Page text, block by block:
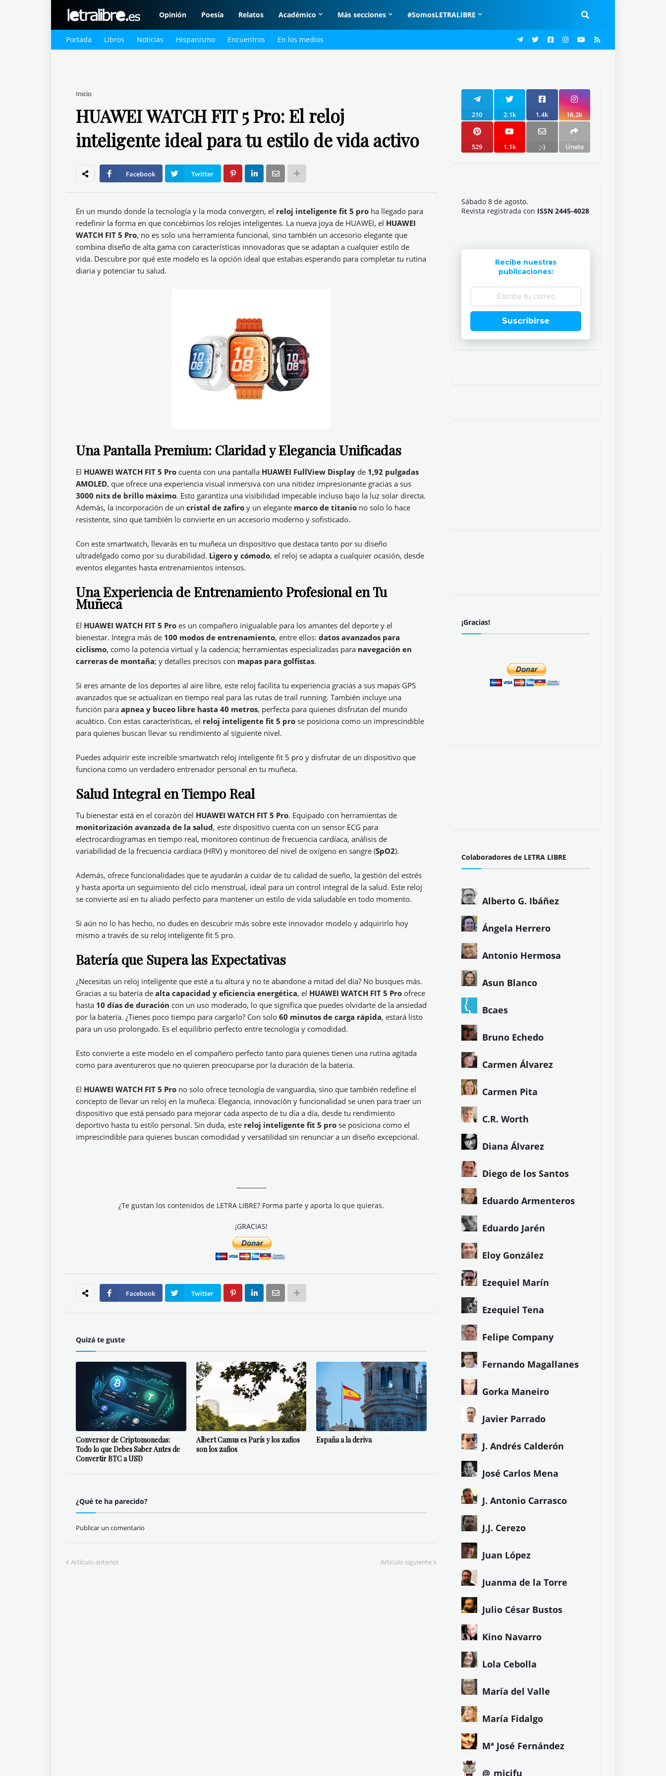
Opinión Poesía Relatos Académico Más secciones #SomosLETRALIBRE
Portada Libros Noticias Hispanismo Encuentros En los medios
Inicio
HUAWEI WATCH FIT 5 Pro: El reloj
inteligente ideal para tu estilo de vida activo
Facebook Twitter
En un mundo donde la tecnología y la moda convergen, el reloj inteligente fit 5 pro ha llegado para
redefinir la forma en que concebimos los relojes inteligentes. La nueva joya de HUAWEI, el HUAWEI
WATCH FIT 5 Pro, no es solo una herramienta funcional, sino también un accesorio elegante que
combina diseño de alta gama con características innovadoras que se adaptan a cualquier estilo de
vida. Descubre por qué este modelo es la opción ideal que estabas esperando para completar tu rutina
diaria y potenciar tu salud.
Una Pantalla Premium: Claridad y Elegancia Unificadas
El HUAWEI WATCH FIT 5 Pro cuenta con una pantalla HUAWEI FullView Display de 1,92 pulgadas
AMOLED, que ofrece una experiencia visual inmersiva con una nitidez impresionante gracias a sus
3000 nits de brillo máximo. Esto garantiza una visibilidad impecable incluso bajo la luz solar directa.
Además, la incorporación de un cristal de zafiro y un elegante marco de titanio no solo lo hace
resistente, sino que también lo convierte en un accesorio moderno y sofisticado.
Con este smartwatch, llevarás en tu muñeca un dispositivo que destaca tanto por su diseño
ultradelgado como por su durabilidad. Ligero y cómodo, el reloj se adapta a cualquier ocasión, desde
eventos elegantes hasta entrenamientos intensos.
Una Experiencia de Entrenamiento Profesional en Tu
Muñeca
El HUAWEI WATCH FIT 5 Pro es un compañero inigualable para los amantes del deporte y el
bienestar. Integra más de 100 modos de entrenamiento, entre ellos: datos avanzados para
ciclismo, como la potencia virtual y la cadencia; herramientas especializadas para navegación en
carreras de montaña; y detalles precisos con mapas para golfistas.
Si eres amante de los deportes al aire libre, este reloj facilita tu experiencia gracias a sus mapas GPS
avanzados que se actualizan en tiempo real para las rutas de trail running. También incluye una
función para apnea y buceo libre hasta 40 metros, perfecta para quienes disfrutan del mundo
acuático. Con estas características, el reloj inteligente fit 5 pro se posiciona como un imprescindible
para quienes buscan llevar su rendimiento al siguiente nivel.
Puedes adquirir este increíble smartwatch reloj inteligente fit 5 pro y disfrutar de un dispositivo que
funciona como un verdadero entrenador personal en tu muñeca.
Salud Integral en Tiempo Real
Tu bienestar está en el corazón del HUAWEI WATCH FIT 5 Pro. Equipado con herramientas de
monitorización avanzada de la salud, este dispositivo cuenta con un sensor ECG para
electrocardiogramas en tiempo real, monitoreo continuo de frecuencia cardíaca, análisis de
variabilidad de la frecuencia cardíaca (HRV) y monitoreo del nivel de oxígeno en sangre (SpO2).
Además, ofrece funcionalidades que te ayudarán a cuidar de tu calidad de sueño, la gestión del estrés
y hasta aporta un seguimiento del ciclo menstrual, ideal para un control integral de la salud. Este reloj
se convierte así en tu aliado perfecto para mantener un estilo de vida saludable en todo momento.
Si aún no lo has hecho, no dudes en descubrir más sobre este innovador modelo y adquirirlo hoy
mismo a través de su reloj inteligente fit 5 pro.
Batería que Supera las Expectativas
¿Necesitas un reloj inteligente que esté a tu altura y no te abandone a mitad del día? No busques más.
Gracias a su batería de alta capacidad y eficiencia energética, el HUAWEI WATCH FIT 5 Pro ofrece
hasta 10 días de duración con un uso moderado, lo que significa que puedes olvidarte de la ansiedad
por la batería. ¿Tienes poco tiempo para cargarlo? Con solo 60 minutos de carga rápida, estará listo
para un uso prolongado. Es el equilibrio perfecto entre tecnología y comodidad.
Esto convierte a este modelo en el compañero perfecto tanto para quienes tienen una rutina agitada
como para aventureros que no quieren preocuparse por la duración de la batería.
El HUAWEI WATCH FIT 5 Pro no solo ofrece tecnología de vanguardia, sino que también redefine el
concepto de llevar un reloj en la muñeca. Elegancia, innovación y funcionalidad se unen para traer un
dispositivo que está pensado para mejorar cada aspecto de tu día a día, desde tu rendimiento
deportivo hasta tu estilo personal. Sin duda, este reloj inteligente fit 5 pro se posiciona como el
imprescindible para quienes buscan comodidad y versatilidad sin renunciar a un diseño excepcional.
¿Te gustan los contenidos de LETRA LIBRE? Forma parte y aporta lo que quieras.
¡GRACIAS!
Facebook Twitter
Quizá te guste
Conversor de Criptomonedas:
Todo lo que Debes Saber Antes de
Convertir BTC a USD
Albert Camus es París y los zafios
son los zafios
España a la deriva
¿Qué te ha parecido?
Publicar un comentario
Artículo anterior Artículo siguiente
210 2.1k 1.4k 16.2k
529 1.1k ;-) Únete
Sábado 8 de agosto.
Revista registrada con ISSN 2445-4028
Recibe nuestras
publicaciones:
Suscribirse
¡Gracias!
Colaboradores de LETRA LIBRE
Alberto G. Ibáñez
Ángela Herrero
Antonio Hermosa
Asun Blanco
Bcaes
Bruno Echedo
Carmen Álvarez
Carmen Pita
C.R. Worth
Diana Álvarez
Diego de los Santos
Eduardo Armenteros
Eduardo Jarén
Eloy González
Ezequiel Marín
Ezequiel Tena
Felipe Company
Fernando Magallanes
Gorka Maneiro
Javier Parrado
J. Andrés Calderón
José Carlos Mena
J. Antonio Carrasco
J.J. Cerezo
Juan López
Juanma de la Torre
Julio César Bustos
Kino Navarro
Lola Cebolla
María del Valle
María Fidalgo
Mª José Fernández
@_micifu_